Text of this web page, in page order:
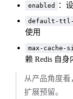
enabled ：
default-ttl-
使用
max-cache-
赖 Redis 自身
从产品角度
扩展预留。